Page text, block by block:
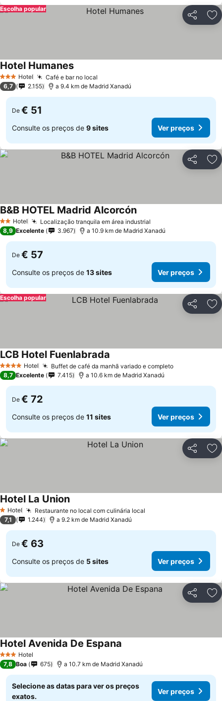
Partilhar
Escolha popular
3 EstrelasHotel Café e bar no local
Hotel Humanes
6,7 2.155 a 9.4 km de Madrid Xanadú
De € 51
Consulte os preços de 9 sites Ver preços
Partilhar
2 Estrelas
Hotel Localização tranquila em área industrial
B&B HOTEL Madrid Alcorcón
8,9 Excelente 3.967 a 10.9 km de Madrid Xanadú
De € 57
Consulte os preços de 13 sites Ver preços
Partilhar
Escolha popular
4 EstrelasHotel Buffet de café da manhã variado e completo
LCB Hotel Fuenlabrada
8,7 Excelente 7.415 a 10.6 km de Madrid Xanadú
De € 72
Consulte os preços de 11 sites Ver preços
Partilhar
1 Estrelas
Hotel Restaurante no local com culinária local
Hotel La Union
7,1 1.244 a 9.2 km de Madrid Xanadú
De € 63
Consulte os preços de 5 sites Ver preços
Partilhar
3 EstrelasHotel
Hotel Avenida De Espana
7,8 Boa 675 a 10.7 km de Madrid Xanadú
Selecione as datas para ver os preços
exatos.
Ver preços